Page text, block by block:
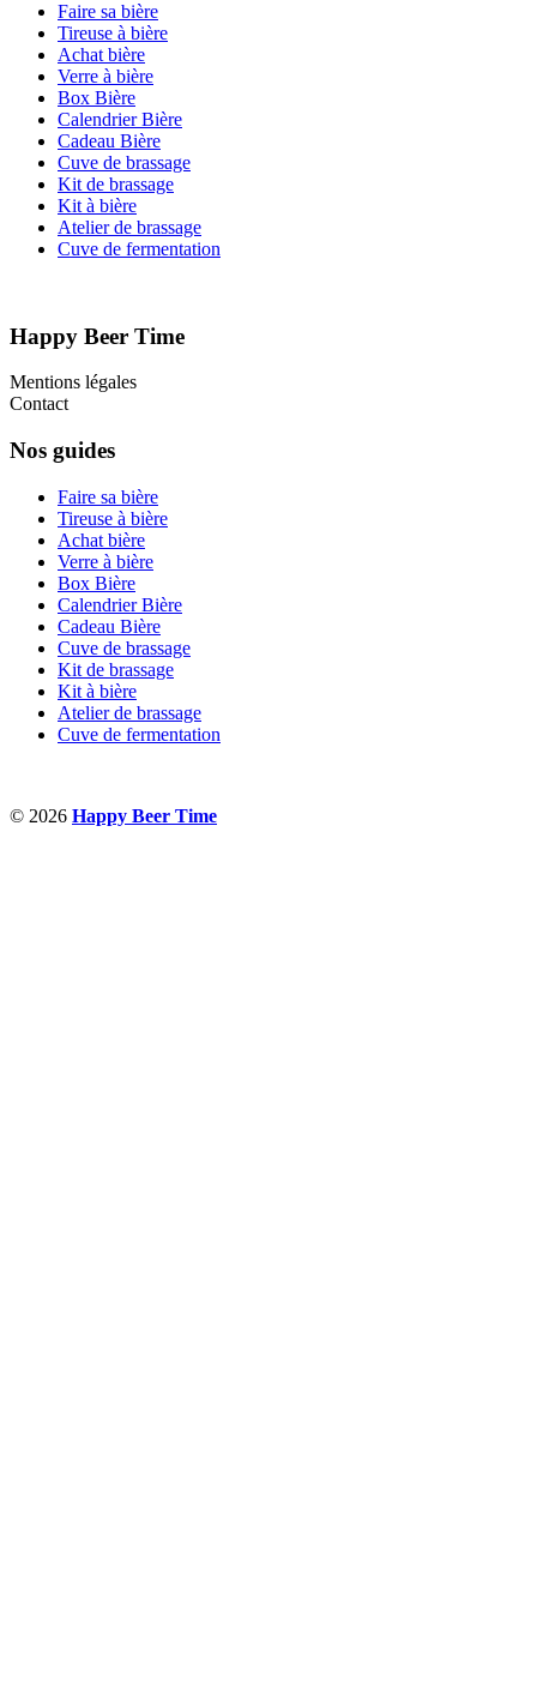
Faire sa bière
Tireuse à bière
Achat bière
Verre à bière
Box Bière
Calendrier Bière
Cadeau Bière
Cuve de brassage
Kit de brassage
Kit à bière
Atelier de brassage
Cuve de fermentation
Happy Beer Time
Mentions légales
Contact
Nos guides
Faire sa bière
Tireuse à bière
Achat bière
Verre à bière
Box Bière
Calendrier Bière
Cadeau Bière
Cuve de brassage
Kit de brassage
Kit à bière
Atelier de brassage
Cuve de fermentation
© 2026 Happy Beer Time